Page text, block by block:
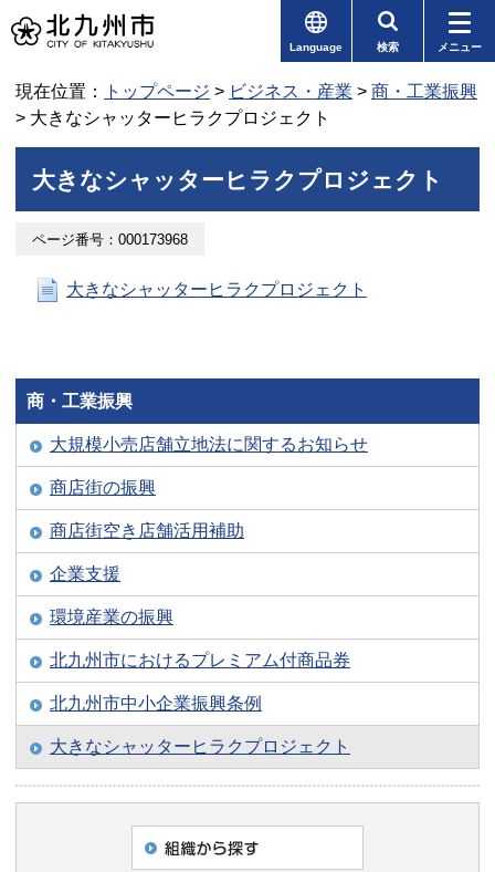
Language 検索 メニュー
現在位置： トップページ > ビジネス・産業 > 商・工業振興
> 大きなシャッターヒラクプロジェクト
大きなシャッターヒラクプロジェクト
ページ番号：000173968
大きなシャッターヒラクプロジェクト
商・工業振興
大規模小売店舗立地法に関するお知らせ
商店街の振興
商店街空き店舗活用補助
企業支援
環境産業の振興
北九州市におけるプレミアム付商品券
北九州市中小企業振興条例
大きなシャッターヒラクプロジェクト